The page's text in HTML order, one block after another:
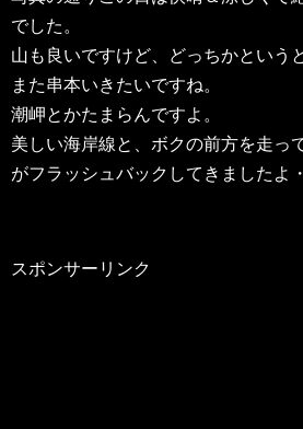
でした。
山も良いですけど、どっちかという
また串本いきたいですね。
潮岬とかたまらんですよ。
美しい海岸線と、ボクの前方を走っ
がフラッシュバックしてきましたよ
スポンサーリンク